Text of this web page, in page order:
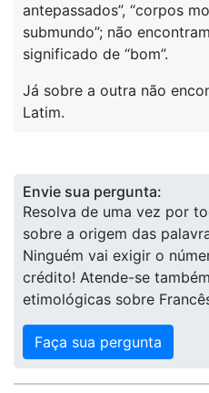
antepassados”, “corpos
submundo”; não
significado de “bom”.
Já sobre a outra não
Latim.
Envie sua pergunta:
Resolva de uma vez por
sobre a origem das
Ninguém vai exigir o
crédito! Atende-se
etimológicas sobre
Faça sua pergunta